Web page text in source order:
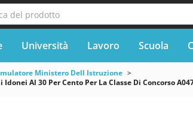
del prodotto
Università Lavoro Scuola
Ministero Dell Istruzione
Al 30 Per Cento Per La Classe Di Concorso